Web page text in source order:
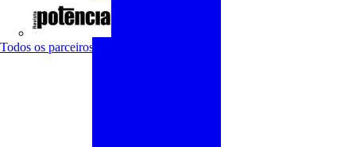
Todos os parceiros